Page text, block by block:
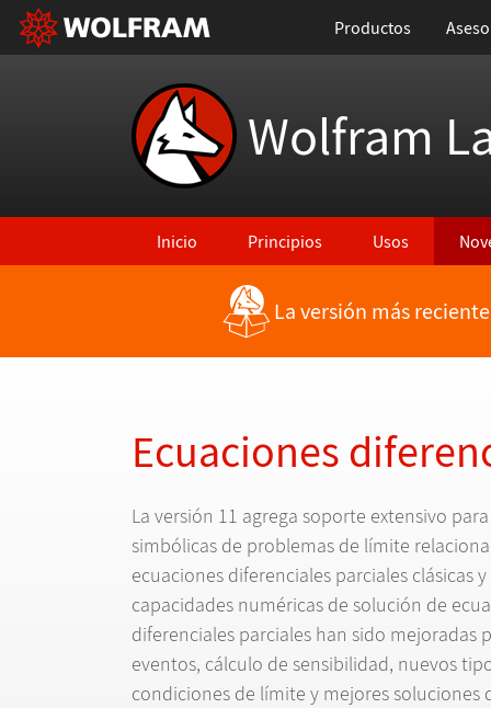
Productos
Wolfram
Inicio Principios Usos
Regresar a Características más recientes
La versión más
Ecuaciones
La versión 11 agrega soporte extensivo
simbólicas de problemas de límite
ecuaciones diferenciales parciales clásicas
capacidades numéricas de solución de
diferenciales parciales han sido mejoradas
eventos, cálculo de sensibilidad, nuevos
condiciones de límite y mejores soluciones